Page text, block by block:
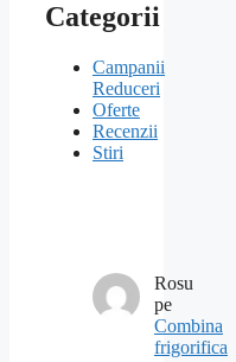
Categorii
Campanii
Reduceri
Oferte
Recenzii
Stiri
Rosu
pe
Combina
frigorifica